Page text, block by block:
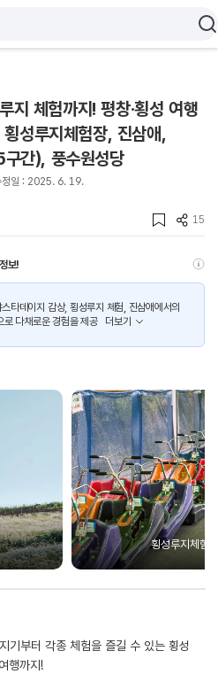
지 체험까지! 평창·횡성 여행
성루지체험장, 진삼애,
간), 풍수원성당
정일 : 2025. 6. 19.
15
보!
타데이지 감상, 횡성루지 체험, 진삼애에서의
로 다채로운 경험을 제공
더보기
횡성루지체험장
기부터 각종 체험을 즐길 수 있는 횡성
여행까지!